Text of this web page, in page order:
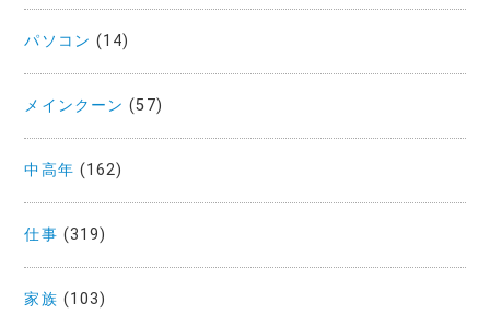
パソコン (14)
メインクーン (57)
中高年 (162)
仕事 (319)
家族 (103)